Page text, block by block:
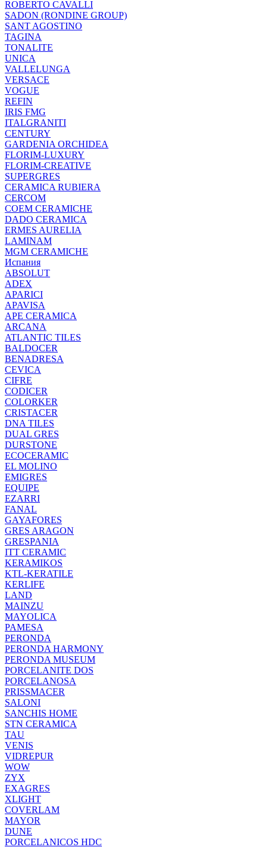
ROBERTO CAVALLI
SADON (RONDINE GROUP)
SANT AGOSTINO
TAGINA
TONALITE
UNICA
VALLELUNGA
VERSACE
VOGUE
REFIN
IRIS FMG
ITALGRANITI
CENTURY
GARDENIA ORCHIDEA
FLORIM-LUXURY
FLORIM-CREATIVE
SUPERGRES
CERAMICA RUBIERA
CERCOM
COEM CERAMICHE
DADO CERAMICA
ERMES AURELIA
LAMINAM
MGM CERAMICHE
Испания
ABSOLUT
ADEX
APARICI
APAVISA
APE CERAMICA
ARCANA
ATLANTIC TILES
BALDOCER
BENADRESA
CEVICA
CIFRE
CODICER
COLORKER
CRISTACER
DNA TILES
DUAL GRES
DURSTONE
ECOCERAMIC
EL MOLINO
EMIGRES
EQUIPE
EZARRI
FANAL
GAYAFORES
GRES ARAGON
GRESPANIA
ITT CERAMIC
KERAMIKOS
KTL-KERATILE
KERLIFE
LAND
MAINZU
MAYOLICA
PAMESA
PERONDA
PERONDA HARMONY
PERONDA MUSEUM
PORCELANITE DOS
PORCELANOSA
PRISSMACER
SALONI
SANCHIS HOME
STN CERAMICA
TAU
VENIS
VIDREPUR
WOW
ZYX
EXAGRES
XLIGHT
COVERLAM
MAYOR
DUNE
PORCELANICOS HDC